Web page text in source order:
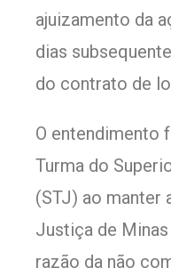
ajuizamento da
dias
do contrato de
O entendimento
Turma do
(STJ) ao manter
Justiça de
razão da não